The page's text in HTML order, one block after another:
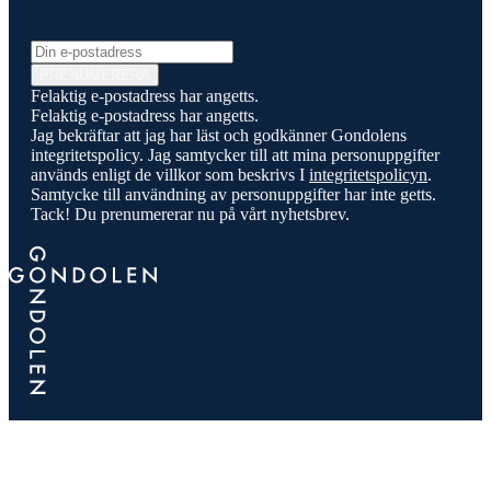
E-post
Felaktig e-postadress har angetts.
Felaktig e-postadress har angetts.
Jag bekräftar att jag har läst och godkänner Gondolens
integritetspolicy. Jag samtycker till att mina personuppgifter
används enligt de villkor som beskrivs I integritetspolicyn.
Samtycke till användning av personuppgifter har inte getts.
Tack! Du prenumererar nu på vårt nyhetsbrev.